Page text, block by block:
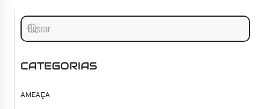
CATEGORIAS
AMEAÇA